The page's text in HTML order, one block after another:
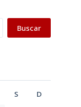
Buscar
S D